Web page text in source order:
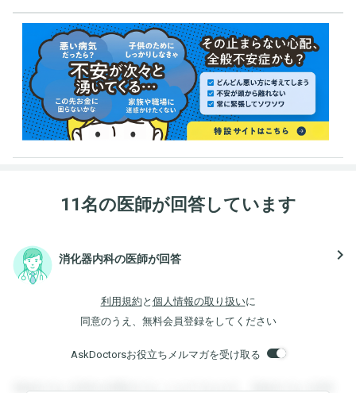
11名の医師が回答しています
消化器内科の医師が回答 navigate_next
利用規約 と 個人情報の取り扱いに
同意のうえ、無料会員登録をしてください
AskDoctorsお役立ちメルマガを受け取る
登録すると回答を閲覧することができます。登録すると回答